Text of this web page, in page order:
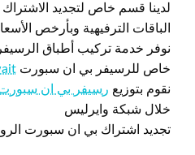
لدينا قسم خاص لتجديد الاشتراك
الباقات الترفيهية وبأرخص
نوفر خدمة تركيب أطباق
خاص للرسيفر بي ان سبورت
نقوم بتوزيع رسيفر بي ان
خلال شبكة وايرليس
تجديد اشتراك بي ان سبورت